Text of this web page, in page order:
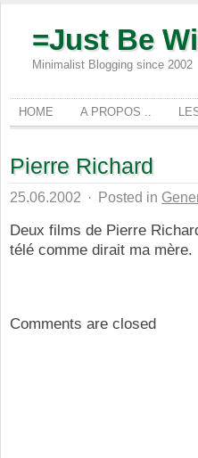
=Just Be
Minimalist Blogging since 2002
HOME A PROPOS ..
Pierre Richard
25.06.2002 · Posted in
Deux films de Pierre
télé comme dirait ma mère.
Comments are closed